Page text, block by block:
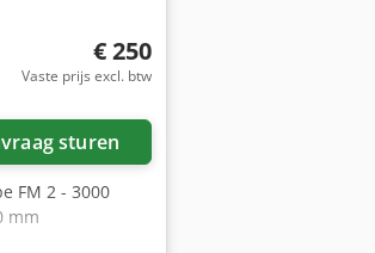
Vraag meer foto's aan
€ 250
Vaste prijs excl. btw
sturen
FM 2 - 3000
mm